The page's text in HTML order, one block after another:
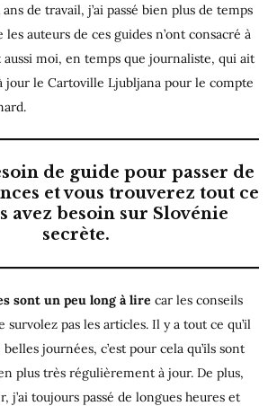
ans de travail, j’ai passé bien plus de temps
auteurs de ces guides n’ont consacré à
aussi moi, en temps que journaliste, qui ait
jour le Cartoville Ljubljana pour le compte
de guide pour passer de
et vous trouverez tout ce
avez besoin sur Slovénie
secrète.
sont un peu long à lire car les conseils
survolez pas les articles. Il y a tout ce qu’il
journées, c’est pour cela qu’ils sont
plus très régulièrement à jour. De plus,
j’ai toujours passé de longues heures et